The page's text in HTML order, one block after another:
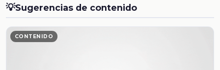
💡Sugerencias de contenido
CONTENIDO